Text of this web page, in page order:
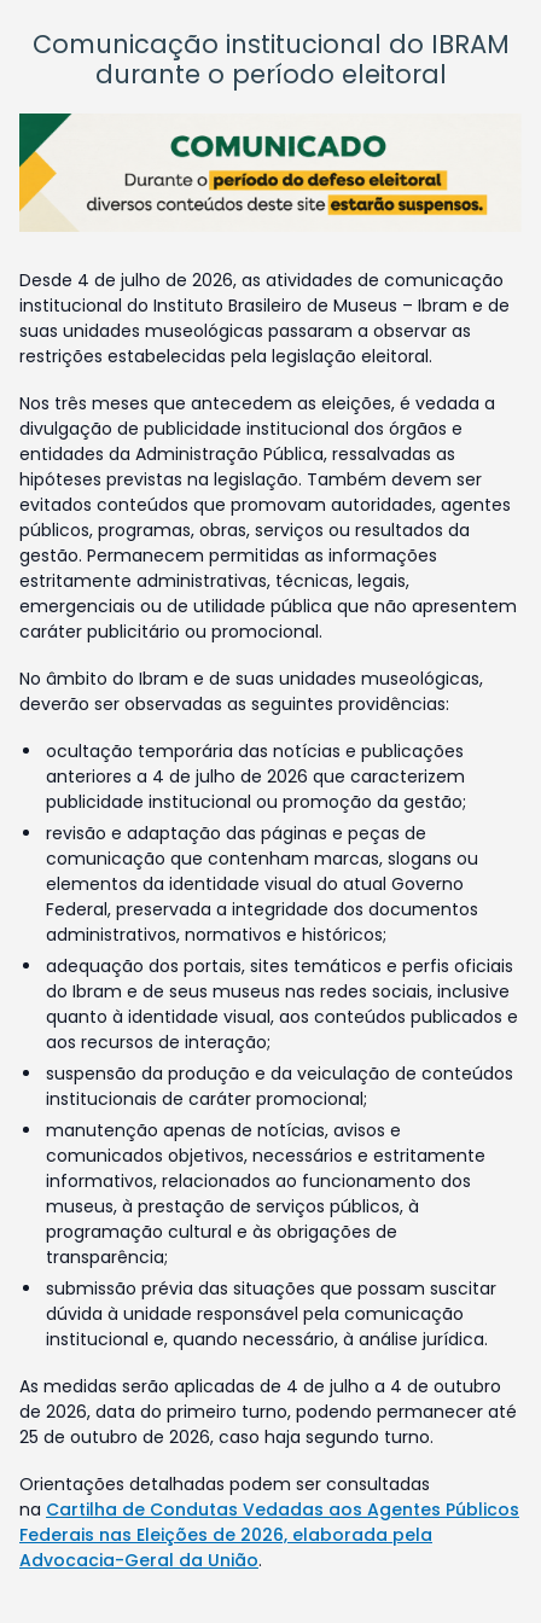
Comunicação institucional do IBRAM
durante o período eleitoral
Desde 4 de julho de 2026, as atividades de comunicação
institucional do Instituto Brasileiro de Museus – Ibram e de
suas unidades museológicas passaram a observar as
restrições estabelecidas pela legislação eleitoral.
Nos três meses que antecedem as eleições, é vedada a
divulgação de publicidade institucional dos órgãos e
entidades da Administração Pública, ressalvadas as
hipóteses previstas na legislação. Também devem ser
evitados conteúdos que promovam autoridades, agentes
públicos, programas, obras, serviços ou resultados da
gestão. Permanecem permitidas as informações
estritamente administrativas, técnicas, legais,
emergenciais ou de utilidade pública que não apresentem
caráter publicitário ou promocional.
No âmbito do Ibram e de suas unidades museológicas,
deverão ser observadas as seguintes providências:
ocultação temporária das notícias e publicações
anteriores a 4 de julho de 2026 que caracterizem
publicidade institucional ou promoção da gestão;
revisão e adaptação das páginas e peças de
comunicação que contenham marcas, slogans ou
elementos da identidade visual do atual Governo
Federal, preservada a integridade dos documentos
administrativos, normativos e históricos;
adequação dos portais, sites temáticos e perfis oficiais
do Ibram e de seus museus nas redes sociais, inclusive
quanto à identidade visual, aos conteúdos publicados e
aos recursos de interação;
suspensão da produção e da veiculação de conteúdos
institucionais de caráter promocional;
manutenção apenas de notícias, avisos e
comunicados objetivos, necessários e estritamente
informativos, relacionados ao funcionamento dos
museus, à prestação de serviços públicos, à
programação cultural e às obrigações de
transparência;
submissão prévia das situações que possam suscitar
dúvida à unidade responsável pela comunicação
institucional e, quando necessário, à análise jurídica.
As medidas serão aplicadas de 4 de julho a 4 de outubro
de 2026, data do primeiro turno, podendo permanecer até
25 de outubro de 2026, caso haja segundo turno.
Orientações detalhadas podem ser consultadas
na Cartilha de Condutas Vedadas aos Agentes Públicos
Federais nas Eleições de 2026, elaborada pela
Advocacia-Geral da União.